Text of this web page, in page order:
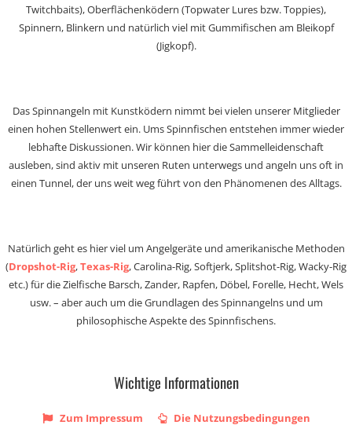
Twitchbaits), Oberflächenködern (Topwater Lures bzw. Toppies),
Spinnern, Blinkern und natürlich viel mit Gummifischen am Bleikopf
(Jigkopf).
Das Spinnangeln mit Kunstködern nimmt bei vielen unserer Mitglieder
einen hohen Stellenwert ein. Ums Spinnfischen entstehen immer wieder
lebhafte Diskussionen. Wir können hier die Sammelleidenschaft
ausleben, sind aktiv mit unseren Ruten unterwegs und angeln uns oft in
einen Tunnel, der uns weit weg führt von den Phänomenen des Alltags.
Natürlich geht es hier viel um Angelgeräte und amerikanische Methoden
(Dropshot-Rig,Texas-Rig, Carolina-Rig, Softjerk, Splitshot-Rig, Wacky-Rig
etc.) für die Zielfische Barsch, Zander, Rapfen, Döbel, Forelle, Hecht, Wels
usw. – aber auch um die Grundlagen des Spinnangelns und um
philosophische Aspekte des Spinnfischens.
Wichtige Informationen
Zum Impressum Die Nutzungsbedingungen